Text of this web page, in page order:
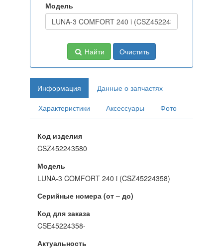
Модель
Найти Очистить
Информация
Данные о запчастях
Характеристики
Аксессуары Фото
Код изделия
CSZ452243580
Модель
LUNA-3 COMFORT 240 i (CSZ45224358)
Серийные номера (от – до)
Код для заказа
CSE45224358-
Актуальность